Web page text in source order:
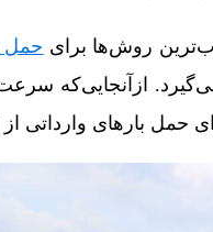
روش‌ها برای حمل‌
ازآنجایی‌که
حمل بارهای وارداتی